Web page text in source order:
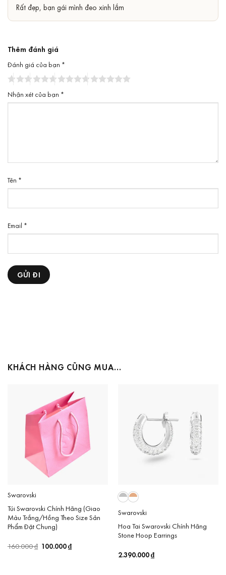
hạng55
sao
Rất đẹp, bạn gái mình đeo xinh lắm
Thêm đánh giá
Đánh giá của bạn *
Nhận xét của bạn *
Tên *
Email *
KHÁCH HÀNG CŨNG MUA…
Swarovski
Túi Swarovski Chính Hãng (Giao
Màu Trắng/Hồng Theo Size Sản
Phẩm Đặt Chung)
160.000₫ Giá
100.000₫
Swarovski
Hoa Tai Swarovski Chính Hãng
Stone Hoop Earrings
2.390.000₫